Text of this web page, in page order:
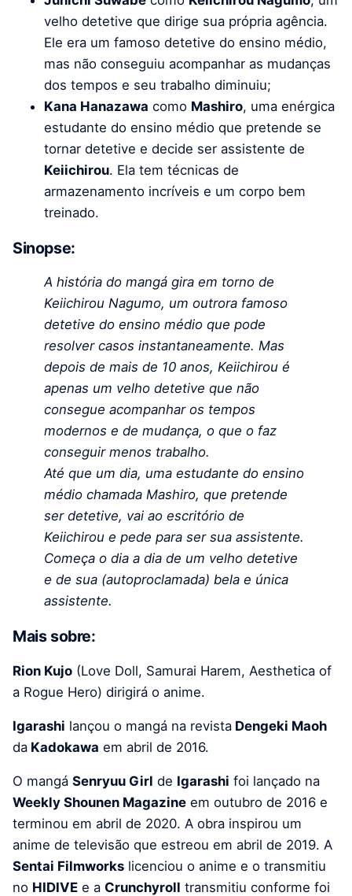
velho detetive que dirige sua própria agência.
Ele era um famoso detetive do ensino médio,
mas não conseguiu acompanhar as mudanças
dos tempos e seu trabalho diminuiu;
Kana Hanazawa como Mashiro, uma enérgica
estudante do ensino médio que pretende se
tornar detetive e decide ser assistente de
Keiichirou. Ela tem técnicas de
armazenamento incríveis e um corpo bem
treinado.
Sinopse:
A história do mangá gira em torno de
Keiichirou Nagumo, um outrora famoso
detetive do ensino médio que pode
resolver casos instantaneamente. Mas
depois de mais de 10 anos, Keiichirou é
apenas um velho detetive que não
consegue acompanhar os tempos
modernos e de mudança, o que o faz
conseguir menos trabalho.
Até que um dia, uma estudante do ensino
médio chamada Mashiro, que pretende
ser detetive, vai ao escritório de
Keiichirou e pede para ser sua assistente.
Começa o dia a dia de um velho detetive
e de sua (autoproclamada) bela e única
assistente.
Mais sobre:
Rion Kujo (Love Doll, Samurai Harem, Aesthetica of
a Rogue Hero) dirigirá o anime.
Igarashi lançou o mangá na revista Dengeki Maoh
da Kadokawa em abril de 2016.
O mangá Senryuu Girl de Igarashi foi lançado na
Weekly Shounen Magazine em outubro de 2016 e
terminou em abril de 2020. A obra inspirou um
anime de televisão que estreou em abril de 2019. A
Sentai Filmworks licenciou o anime e o transmitiu
no HIDIVE e a Crunchyroll transmitiu conforme foi